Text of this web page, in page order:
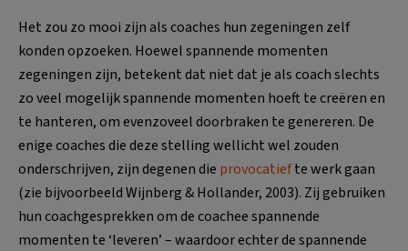
Het zou zo mooi zijn als coaches hun zegeningen zelf
konden opzoeken. Hoewel spannende momenten
zegeningen zijn, betekent dat niet dat je als coach slechts
zo veel mogelijk spannende momenten hoeft te creëren en
te hanteren, om evenzoveel doorbraken te genereren. De
enige coaches die deze stelling wellicht wel zouden
onderschrijven, zijn degenen die provocatiefte werk gaan
(zie bijvoorbeeld Wijnberg & Hollander, 2003). Zij gebruiken
hun coachgesprekken om de coachee spannende
momenten te ‘leveren’ – waardoor echter de spannende